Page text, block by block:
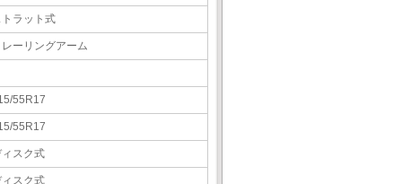
ラット式
ーリングアーム
55R17
55R17
スク式
スク式